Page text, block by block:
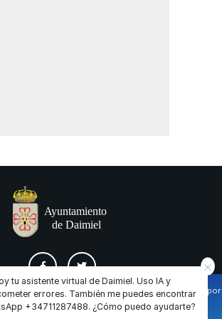
DE PRIVACIDAD COOKIES CONTACTO
propias y de terceros para facilitar la navegación por
estadísticos de la navegación de los usuarios.
información en nuestrapolítica de cookies
tu asistente virtual de Daimiel. Uso IA y
errores. También me puedes encontrar
+34711287488. ¿Cómo puedo ayudarte?